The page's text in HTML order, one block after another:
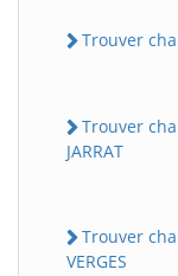
Trouver
Trouver
JARRAT
Trouver
VERGES